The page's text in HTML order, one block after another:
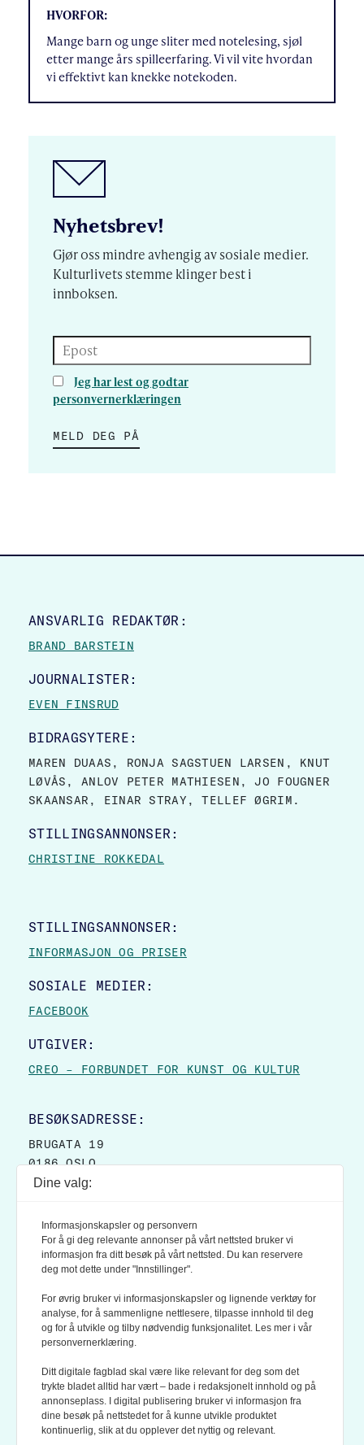
HVORFOR:
Mange barn og unge sliter med notelesing, sjøl
etter mange års spilleerfaring. Vi vil vite hvordan
vi effektivt kan knekke notekoden.
Nyhetsbrev!
Gjør oss mindre avhengig av sosiale medier.
Kulturlivets stemme klinger best i
innboksen.
Epost
Jeg har lest og godtar
personvernerklæringen
MELD DEG PÅ
SITE FOOTER
ANSVARLIG REDAKTØR:
BRAND BARSTEIN
JOURNALISTER:
EVEN FINSRUD
BIDRAGSYTERE:
MAREN DUAAS, RONJA SAGSTUEN LARSEN, KNUT
LØVÅS, ANLOV PETER MATHIESEN, JO FOUGNER
SKAANSAR, EINAR STRAY, TELLEF ØGRIM.
STILLINGSANNONSER:
CHRISTINE ROKKEDAL
STILLINGSANNONSER:
INFORMASJON OG PRISER
SOSIALE MEDIER:
FACEBOOK
UTGIVER:
CREO – FORBUNDET FOR KUNST OG KULTUR
BESØKSADRESSE:
BRUGATA 19
0186 OSLO
POSTBOKS 9007 GRØNLAND
0133 OSLO
LES OGSÅ:
KONTEKSTS PERSONVERN-POLICY
KONTEKST ER MEDLEM AV FAGPRESSEN OG
Dine valg:
Informasjonskapsler og personvern
For å gi deg relevante annonser på vårt nettsted bruker vi
informasjon fra ditt besøk på vårt nettsted. Du kan reservere
deg mot dette under "Innstillinger".
For øvrig bruker vi informasjonskapsler og lignende verktøy for
analyse, for å sammenligne nettlesere, tilpasse innhold til deg
og for å utvikle og tilby nødvendig funksjonalitet. Les mer i vår
personvernerklæring.
Ditt digitale fagblad skal være like relevant for deg som det
trykte bladet alltid har vært – bade i redaksjonelt innhold og på
annonseplass. I digital publisering bruker vi informasjon fra
dine besøk på nettstedet for å kunne utvikle produktet
kontinuerlig, slik at du opplever det nyttig og relevant.